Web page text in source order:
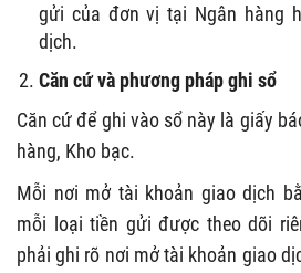
gửi của đơn vị tại Ngân hàng
dịch.
Căn cứ và phương pháp ghi sổ
Căn cứ để ghi vào sổ này là giấy
hàng, Kho bạc.
Mỗi nơi mở tài khoản giao dịch
mỗi loại tiền gửi được theo dõi
phải ghi rõ nơi mở tài khoản giao